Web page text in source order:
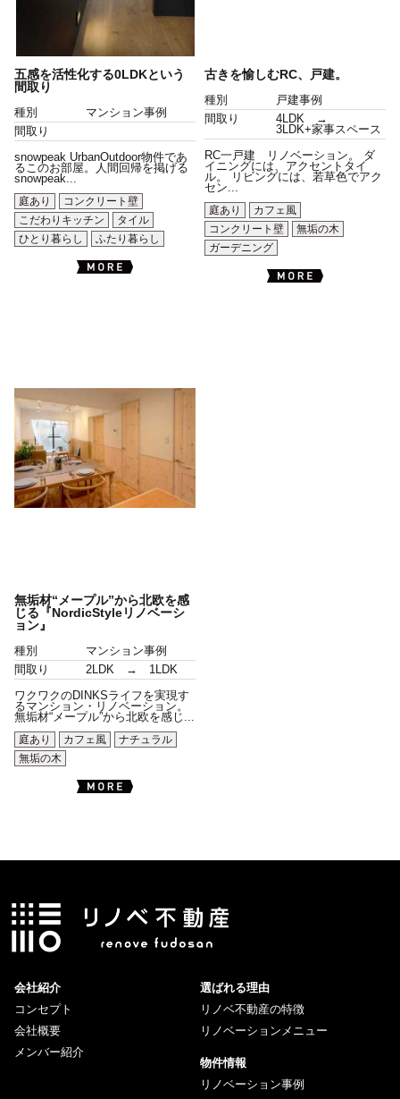
五感を活性化する0LDKという
間取り
種別
マンション事例
間取り
snowpeak UrbanOutdoor物件であ
るこのお部屋。人間回帰を掲げる
snowpeak...
庭あり
コンクリート壁
こだわりキッチン
タイル
ひとり暮らし
ふたり暮らし
古きを愉しむRC、戸建。
種別
戸建事例
間取り
4LDK →
3LDK+家事スペース
RC一戸建 リノベーション。 ダ
イニングには、アクセントタイ
ル。 リビングには、若草色でアク
セン...
庭あり
カフェ風
コンクリート壁
無垢の木
ガーデニング
無垢材“メープル”から北欧を感
じる『NordicStyleリノベーシ
ョン』
種別
マンション事例
間取り
2LDK → 1LDK
ワクワクのDINKSライフを実現す
るマンション・リノベーション。
無垢材“メープル”から北欧を感じ...
庭あり
カフェ風
ナチュラル
無垢の木
会社紹介
コンセプト
会社概要
メンバー紹介
選ばれる理由
リノベ不動産の特徴
リノベーションメニュー
物件情報
リノベーション事例